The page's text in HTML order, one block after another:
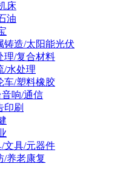
床
油
铸造/太阳能光伏
理/复合材料
/水处理
车/塑料橡胶
响/通信
印刷
文具/元器件
/养老康复